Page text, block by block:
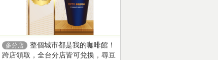
多分店
整個城市都是我的咖啡館！
跨店領取，全台分店皆可兌換，尋豆